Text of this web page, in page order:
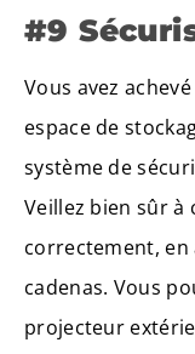
#9
Vous avez
espace de
système de
Veillez bien sûr à
correctement,
cadenas. Vous
projecteur